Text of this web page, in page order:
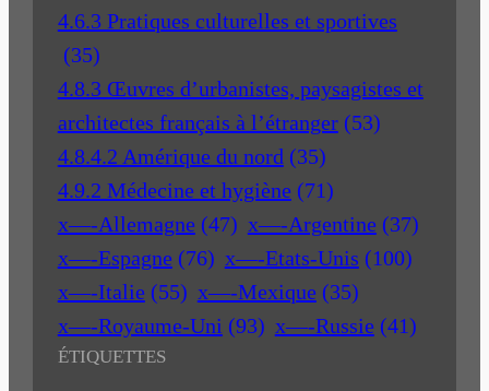
4.6.3 Pratiques culturelles et sportives
(35)
4.8.3 Œuvres d’urbanistes, paysagistes et
architectes français à l’étranger (53)
4.8.4.2 Amérique du nord (35)
4.9.2 Médecine et hygiène (71)
x—-Allemagne (47) x—-Argentine (37)
x—-Espagne (76) x—-Etats-Unis (100)
x—-Italie (55) x—-Mexique (35)
x—-Royaume-Uni (93) x—-Russie (41)
ÉTIQUETTES